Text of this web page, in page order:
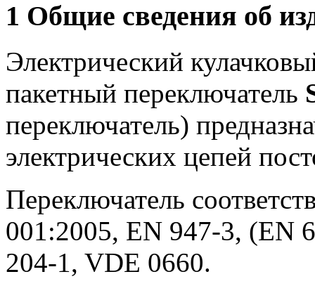
1 Общие сведения об
Электрический
пакетный переключатель
переключатель)
электрических цепей
Переключатель
001:2005, EN 947-3, (EN
204-1, VDE 0660.